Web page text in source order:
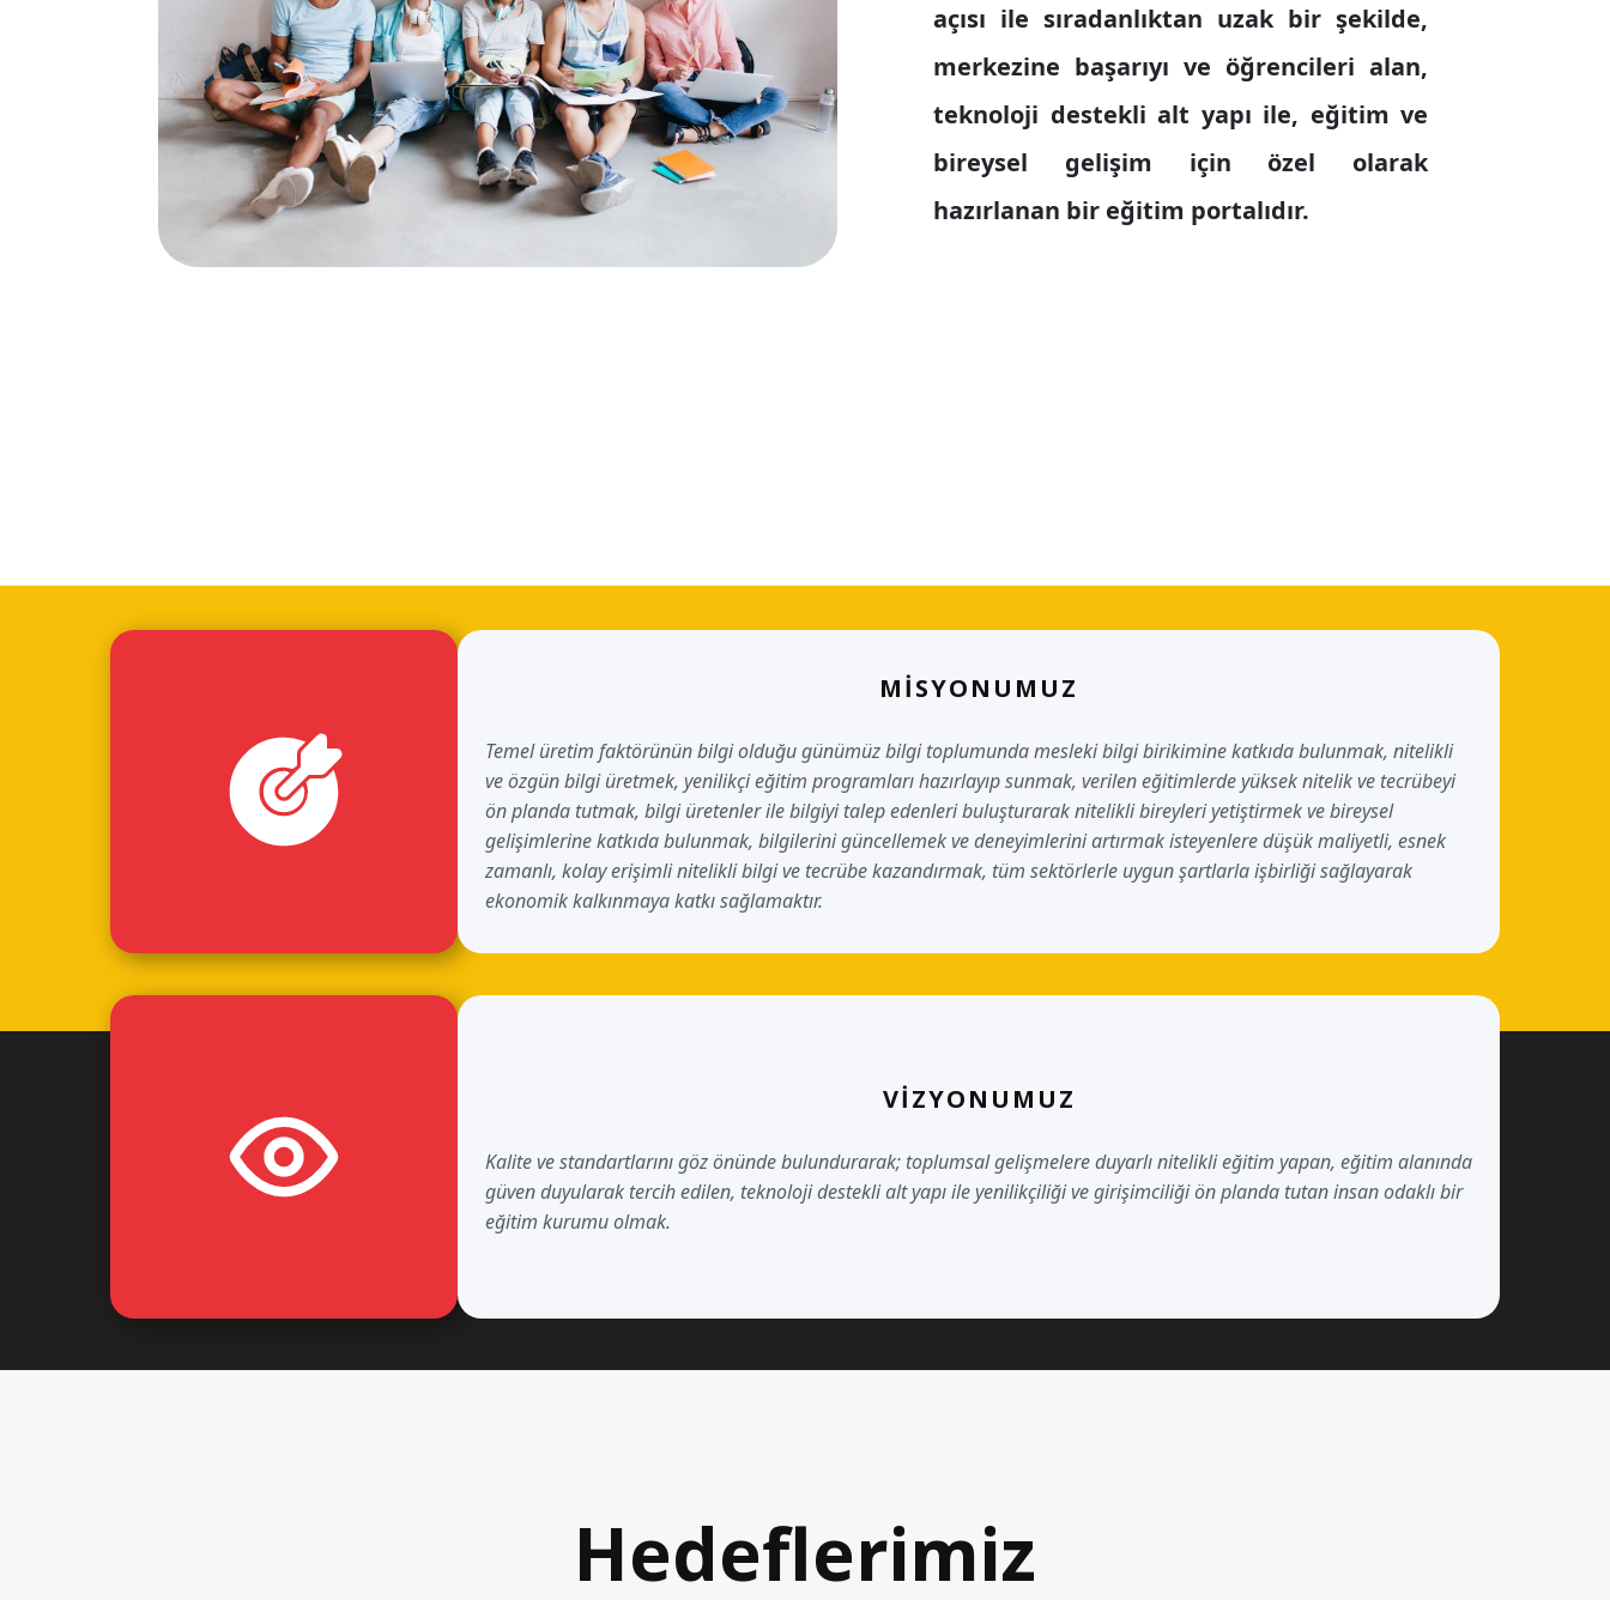
açısı ile sıradanlıktan uzak bir şekilde,
merkezine başarıyı ve öğrencileri alan,
teknoloji destekli alt yapı ile, eğitim ve
bireysel gelişim için özel olarak
hazırlanan bir eğitim portalıdır.
MISYONUMUZ
Temel üretim faktörünün bilgi olduğu günümüz bilgi toplumunda mesleki bilgi birikimine katkıda bulunmak, nitelikli
ve özgün bilgi üretmek, yenilikçi eğitim programları hazırlayıp sunmak, verilen eğitimlerde yüksek nitelik ve tecrübeyi
ön planda tutmak, bilgi üretenler ile bilgiyi talep edenleri buluşturarak nitelikli bireyleri yetiştirmek ve bireysel
gelişimlerine katkıda bulunmak, bilgilerini güncellemek ve deneyimlerini artırmak isteyenlere düşük maliyetli, esnek
zamanlı, kolay erişimli nitelikli bilgi ve tecrübe kazandırmak, tüm sektörlerle uygun şartlarla işbirliği sağlayarak
ekonomik kalkınmaya katkı sağlamaktır.
VIZYONUMUZ
Kalite ve standartlarını göz önünde bulundurarak; toplumsal gelişmelere duyarlı nitelikli eğitim yapan, eğitim alanında
güven duyularak tercih edilen, teknoloji destekli alt yapı ile yenilikçiliği ve girişimciliği ön planda tutan insan odaklı bir
eğitim kurumu olmak.
Hedeflerimiz